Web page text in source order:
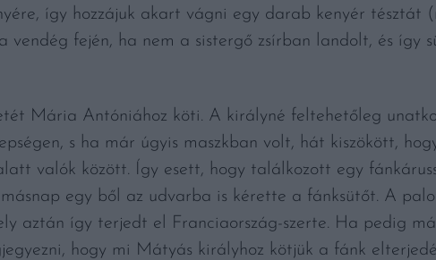
így hozzájuk akart vágni egy darab kenyér tésztát
vendég fején, ha nem a sistergő zsírban landolt, és így
Mária Antóniához köti. A királyné feltehetőleg
s ha már úgyis maszkban volt, hát kiszökött,
valók között. Így esett, hogy találkozott egy
egy ből az udvarba is kérette a fánksütőt. A
aztán így terjedt el Franciaország-szerte. Ha pedig
hogy mi Mátyás királyhoz kötjük a fánk